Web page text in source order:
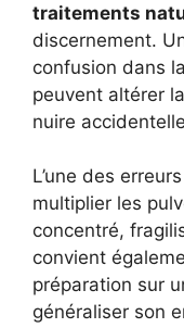
traitements
discernement.
confusion dans
peuvent altérer
nuire
L’une des
multiplier les
concentré,
convient
préparation sur
généraliser son